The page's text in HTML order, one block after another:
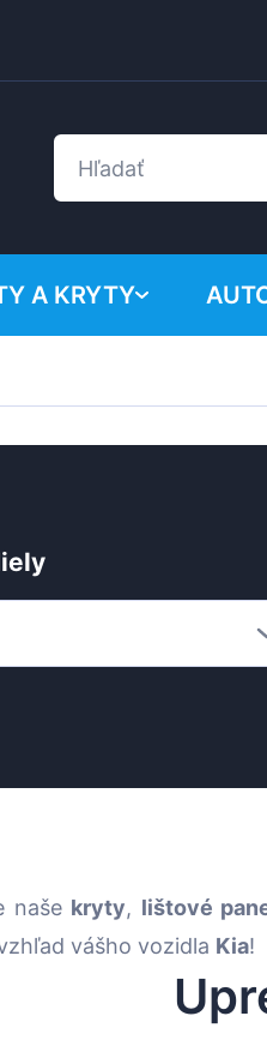
A KRYTY
Mercedes-Benz
naše kryty, lištové
vášho vozidla Kia!